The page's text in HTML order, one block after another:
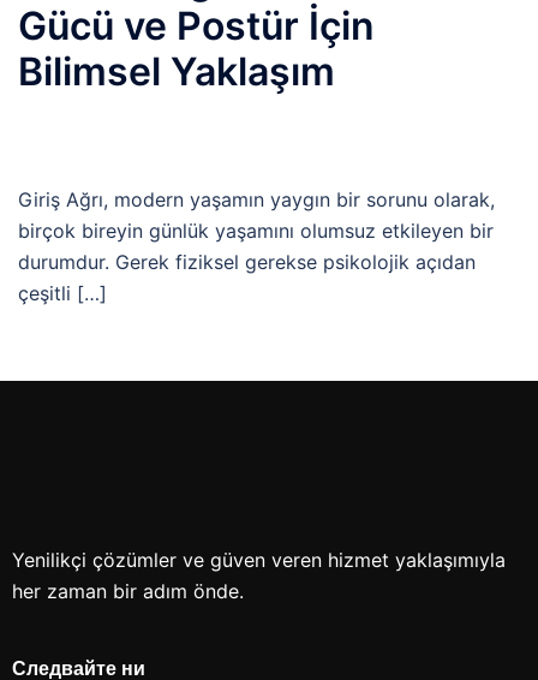
Gücü ve Postür İçin
Bilimsel Yaklaşım
Giriş Ağrı, modern yaşamın yaygın bir sorunu olarak,
birçok bireyin günlük yaşamını olumsuz etkileyen bir
durumdur. Gerek fiziksel gerekse psikolojik açıdan
çeşitli […]
Yenilikçi çözümler ve güven veren hizmet yaklaşımıyla
her zaman bir adım önde.
Следвайте ни